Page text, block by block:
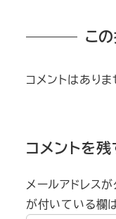
こ
コメントはありま
コメントを残
メールアドレス
が付いている欄